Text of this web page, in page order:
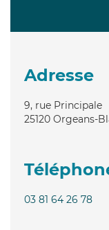
Adresse
9, rue Principale
25120 Orgeans-
03 81 64 26 78